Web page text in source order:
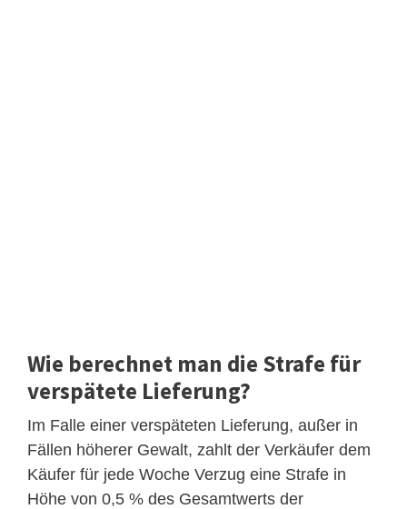
Wie berechnet man die Strafe für
verspätete Lieferung?
Im Falle einer verspäteten Lieferung, außer in
Fällen höherer Gewalt, zahlt der Verkäufer dem
Käufer für jede Woche Verzug eine Strafe in
Höhe von 0,5 % des Gesamtwerts der